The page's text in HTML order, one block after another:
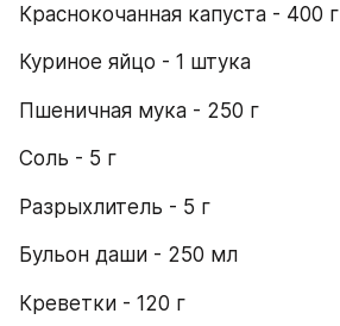
Краснокочанная капуста - 400 г
Куриное яйцо - 1 штука
Пшеничная мука - 250 г
Соль - 5 г
Разрыхлитель - 5 г
Бульон даши - 250 мл
Креветки - 120 г